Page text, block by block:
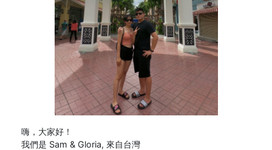
嗨，大家好！
我們是 Sam & Gloria, 來自台灣